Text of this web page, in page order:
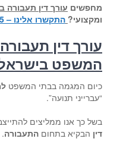
מחפשים עורך דין
ומקצועי? התקשרו אלינו – 1-700-702-755
עורך דין
המשפט
כיום המגמה בבתי המשפט
“עברייני תנועה”.
בשל כך אנו ממליצים
דין הבקיא בתחום התעבורה.